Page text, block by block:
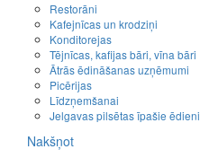
Restorāni
Kafejnīcas un krodziņi
Konditorejas
Tējnīcas, kafijas bāri, vīna bāri
Ātrās ēdināšanas uzņēmumi
Picērijas
Līdzņemšanai
Jelgavas pilsētas īpašie ēdieni
Nakšņot